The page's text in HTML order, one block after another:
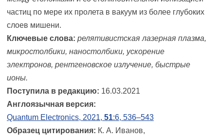
частиц по мере их пролета в вакуум из более глубоких
слоев мишени.
Ключевые слова: релятивистская лазерная плазма,
микростолбики, наностолбики, ускорение
электронов, рентгеновское излучение, быстрые
ионы.
Поступила в редакцию: 16.03.2021
Англоязычная версия:
Quantum Electronics, 2021, 51:6, 536–543
Образец цитирования: К. А. Иванов,